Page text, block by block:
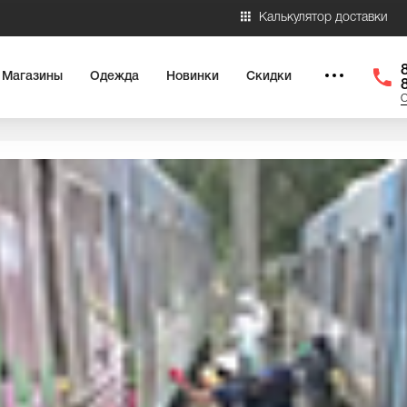
Калькулятор доставки
Магазины Одежда Новинки Скидки